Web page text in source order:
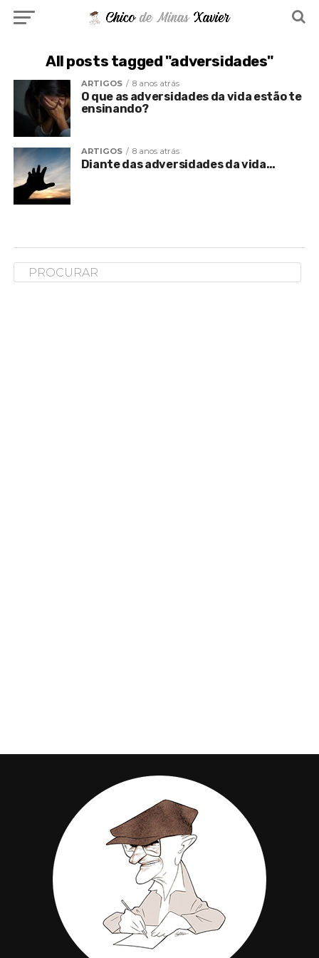
All posts tagged "adversidades"
ARTIGOS 8 anos atrás
O que as adversidades da vida estão te
ensinando?
ARTIGOS 8 anos atrás
Diante das adversidades da vida…